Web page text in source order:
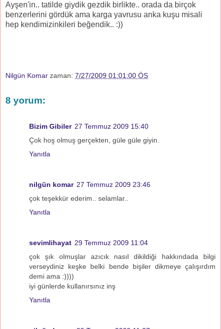
Ayşen'in.. tatilde giydik gezdik birlikte.. orada da birçok
benzerlerini gördük ama karga yavrusu anka kuşu misali
hep kendimizinkileri beğendik.. :))
Nilgün Komar zaman: 7/27/2009 01:01:00 ÖS
8 yorum:
Bizim Gibiler 27 Temmuz 2009 15:40
Çok hoş olmuş gerçekten, güle güle giyin.
Yanıtla
nilgün komar 27 Temmuz 2009 23:46
çok teşekkür ederim.. selamlar..
Yanıtla
sevimlihayat 29 Temmuz 2009 11:04
çok şık olmuşlar azıcık nasıl dikildiği hakkındada bilgi
verseydiniz keşke belki bende bişiler dikmeye çalışırdım
demi ama :))))
iyi günlerde kullanırsınız inş
Yanıtla